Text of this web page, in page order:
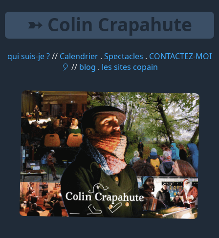
➳ Colin Crapahute
qui suis-je ?// Calendrier . Spectacles . CONTACTEZ-MOI
🎈 // blog . les sites copain